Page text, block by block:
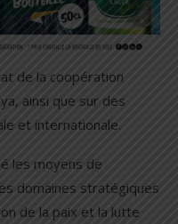
de la coopération
ainsi que sur des
et internationale.
les moyens de
domaines stratégiques
de la paix et la lutte